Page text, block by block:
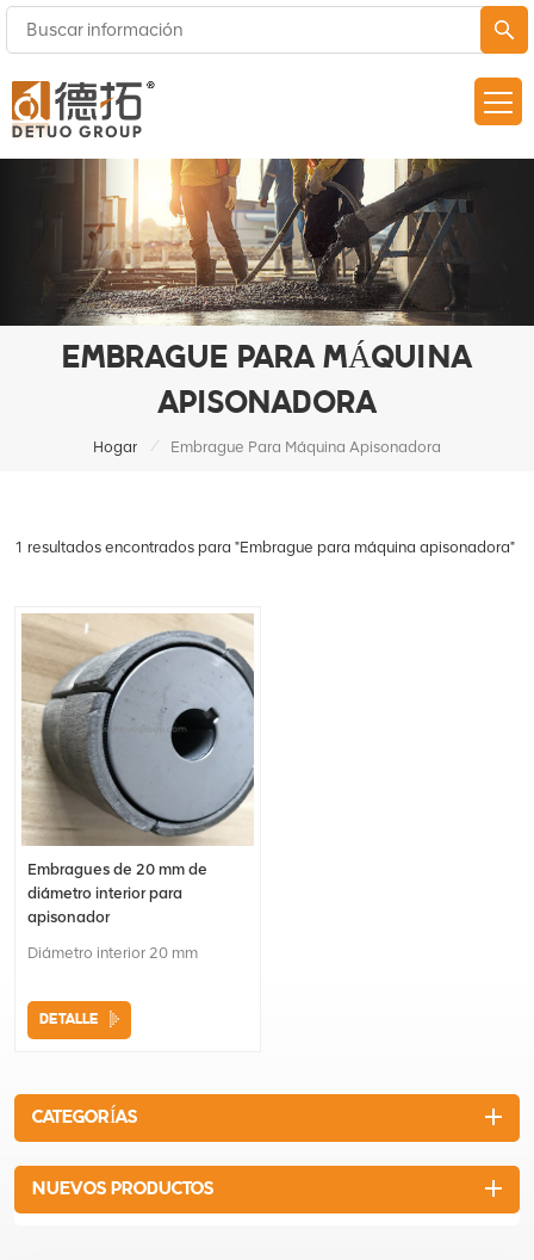
EMBRAGUE PARA MÁQUINA
APISONADORA
Hogar / Embrague Para Máquina Apisonadora
1 resultados encontrados para "Embrague para máquina apisonadora"
Embragues de 20 mm de
diámetro interior para
apisonador
Diámetro interior 20 mm
DETALLE
CATEGORÍAS
NUEVOS PRODUCTOS